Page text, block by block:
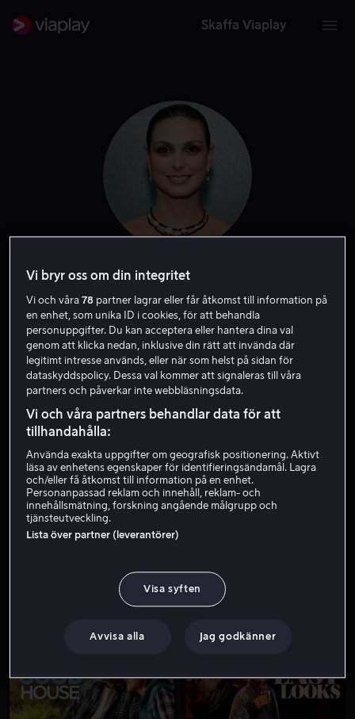
Skaffa Viaplay
Morena Baccarin
Skådespelare Röst Gäst
Rea Från 49 kr
Vi bryr oss om din integritet
Vi och våra78 partner lagrar eller får åtkomst till information på
en enhet, som unika ID i cookies, för att behandla
personuppgifter. Du kan acceptera eller hantera dina val
genom att klicka nedan, inklusive din rätt att invända där
legitimt intresse används, eller när som helst på sidan för
dataskyddspolicy. Dessa val kommer att signaleras till våra
partners och påverkar inte webbläsningsdata.
Vi och våra partners behandlar data för att
tillhandahålla:
Använda exakta uppgifter om geografisk positionering. Aktivt
läsa av enhetens egenskaper för identifieringsändamål. Lagra
och/eller få åtkomst till information på en enhet.
Personanpassad reklam och innehåll, reklam- och
innehållsmätning, forskning angående målgrupp och
tjänsteutveckling.
Lista över partner (leverantörer)
Visa syften
Avvisa alla Jag godkänner